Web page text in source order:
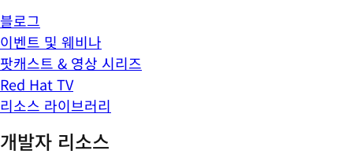
블로그
이벤트 및 웨비나
팟캐스트 & 영상 시리즈
Red Hat TV
리소스 라이브러리
개발자 리소스